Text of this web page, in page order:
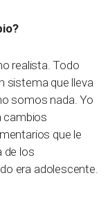
realista. Todo
sistema que lleva
somos nada. Yo
cambios
que le
de los
era adolescente.